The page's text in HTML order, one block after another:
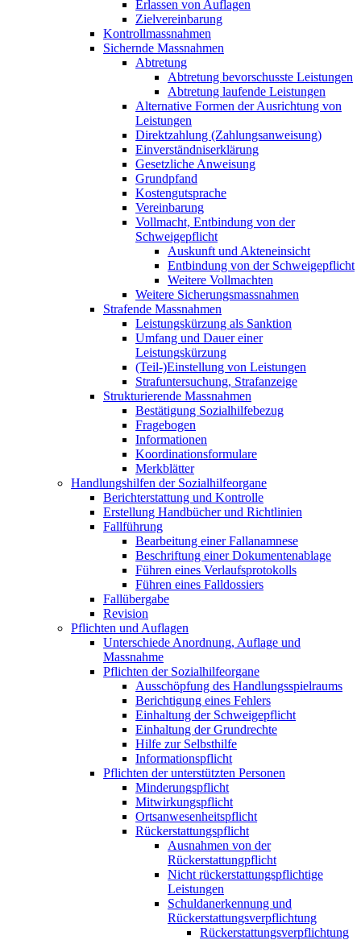
Erlassen von Auflagen
Zielvereinbarung
Kontrollmassnahmen
Sichernde Massnahmen
Abtretung
Abtretung bevorschusste Leistungen
Abtretung laufende Leistungen
Alternative Formen der Ausrichtung von
Leistungen
Direktzahlung (Zahlungsanweisung)
Einverständniserklärung
Gesetzliche Anweisung
Grundpfand
Kostengutsprache
Vereinbarung
Vollmacht, Entbindung von der
Schweigepflicht
Auskunft und Akteneinsicht
Entbindung von der Schweigepflicht
Weitere Vollmachten
Weitere Sicherungsmassnahmen
Strafende Massnahmen
Leistungskürzung als Sanktion
Umfang und Dauer einer
Leistungskürzung
(Teil-)Einstellung von Leistungen
Strafuntersuchung, Strafanzeige
Strukturierende Massnahmen
Bestätigung Sozialhilfebezug
Fragebogen
Informationen
Koordinationsformulare
Merkblätter
Handlungshilfen der Sozialhilfeorgane
Berichterstattung und Kontrolle
Erstellung Handbücher und Richtlinien
Fallführung
Bearbeitung einer Fallanamnese
Beschriftung einer Dokumentenablage
Führen eines Verlaufsprotokolls
Führen eines Falldossiers
Fallübergabe
Revision
Pflichten und Auflagen
Unterschiede Anordnung, Auflage und
Massnahme
Pflichten der Sozialhilfeorgane
Ausschöpfung des Handlungsspielraums
Berichtigung eines Fehlers
Einhaltung der Schweigepflicht
Einhaltung der Grundrechte
Hilfe zur Selbsthilfe
Informationspflicht
Pflichten der unterstützten Personen
Minderungspflicht
Mitwirkungspflicht
Ortsanwesenheitspflicht
Rückerstattungspflicht
Ausnahmen von der
Rückerstattungpflicht
Nicht rückerstattungspflichtige
Leistungen
Schuldanerkennung und
Rückerstattungsverpflichtung
Rückerstattungsverpflichtung